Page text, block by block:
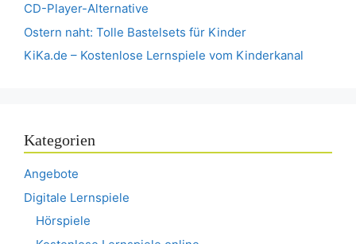
CD-Player-Alternative
Ostern naht: Tolle Bastelsets für Kinder
KiKa.de – Kostenlose Lernspiele vom Kinderkanal
Kategorien
Angebote
Digitale Lernspiele
Hörspiele